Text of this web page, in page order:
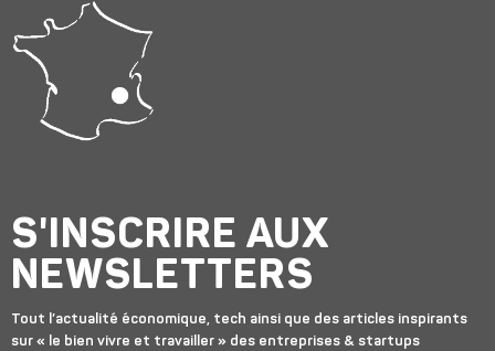
S'INSCRIRE AUX
NEWSLETTERS
Tout l’actualité économique, tech ainsi que des articles inspirants
sur « le bien vivre et travailler » des entreprises & startups